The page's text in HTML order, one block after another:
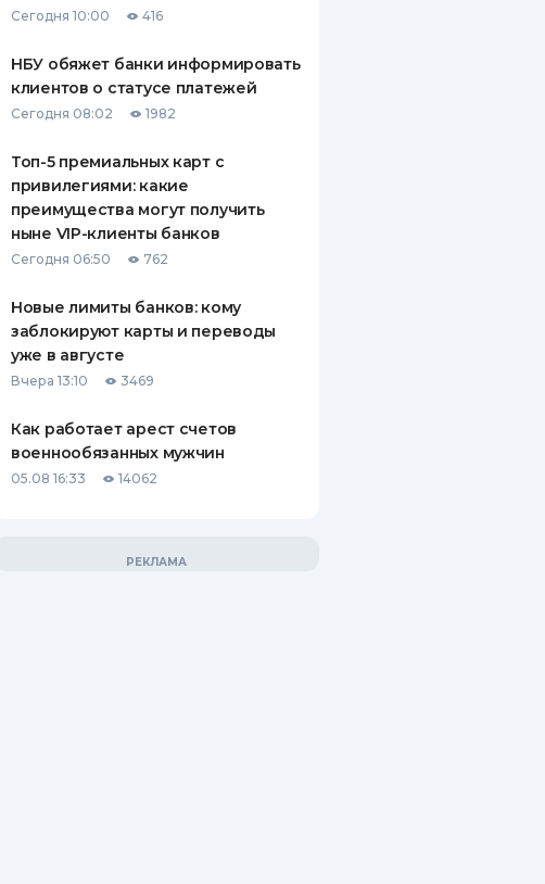
СТРАХОВАНИЮ
ВСЕ СТРАХОВЫЕ ПОЛИСЫ
ОТЗЫВЫ О СТРАХОВЫХ
КОМПАНИЯХ
Сегодня 10:00 416
НБУ обяжет банки информировать
клиентов о статусе платежей
Сегодня 08:02 1982
Топ-5 премиальных карт с
привилегиями: какие
преимущества могут получить
ныне VIP-клиенты банков
Сегодня 06:50 762
Новые лимиты банков: кому
заблокируют карты и переводы
уже в августе
Вчера 13:10 3469
Как работает арест счетов
военнообязанных мужчин
05.08 16:33 14062